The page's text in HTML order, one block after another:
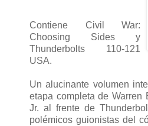
Contiene Civil War:
Choosing Sides y
Thunderbolts 110-121
USA.
Un alucinante volumen
etapa completa de Warren
Jr. al frente de
polémicos guionistas del